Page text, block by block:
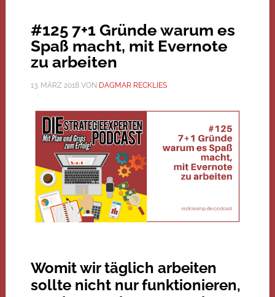
#125 7+1 Gründe warum es
Spaß macht, mit Evernote
zu arbeiten
13. MÄRZ 2018VON DAGMAR RECKLIES
Womit wir täglich arbeiten
sollte nicht nur funktionieren,